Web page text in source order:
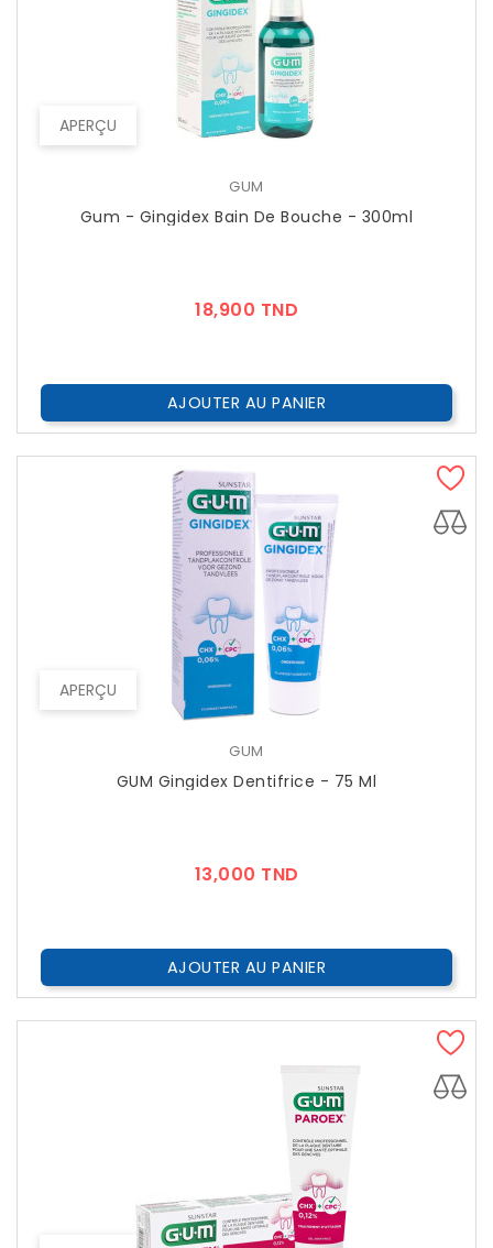
APERÇU
GUM
Gum - Gingidex Bain De Bouche - 300ml
18,900 TND
AJOUTER AU PANIER
APERÇU
GUM
GUM Gingidex Dentifrice - 75 Ml
13,000 TND
AJOUTER AU PANIER